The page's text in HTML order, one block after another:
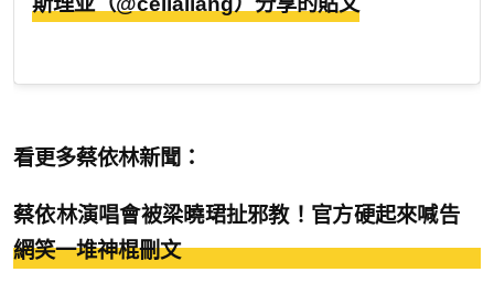
看更多蔡依林新聞：
蔡依林演唱會被梁曉珺扯邪教！官方硬起來喊告
網笑一堆神棍刪文